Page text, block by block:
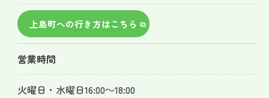
上島町への行き方はこちら
営業時間
火曜日・水曜日16:00～18:00